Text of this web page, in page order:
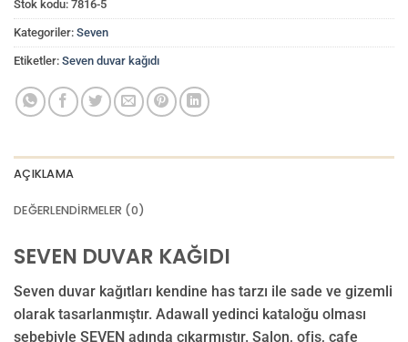
Stok kodu: 7816-5
Kategoriler: Seven
Etiketler: Seven duvar kağıdı
AÇIKLAMA
DEĞERLENDIRMELER (0)
SEVEN DUVAR KAĞIDI
Seven duvar kağıtları kendine has tarzı ile sade ve gizemli
olarak tasarlanmıştır. Adawall yedinci kataloğu olması
sebebiyle SEVEN adında çıkarmıştır. Salon, ofis, cafe